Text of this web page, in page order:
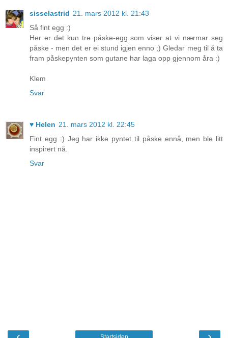
sisselastrid 21. mars 2012 kl. 21:43
Så fint egg :)
Her er det kun tre påske-egg som viser at vi nærmar seg
påske - men det er ei stund igjen enno ;) Gledar meg til å ta
fram påskepynten som gutane har laga opp gjennom åra :)
Klem
Svar
♥ Helen 21. mars 2012 kl. 22:45
Fint egg :) Jeg har ikke pyntet til påske ennå, men ble litt
inspirert nå.
Svar